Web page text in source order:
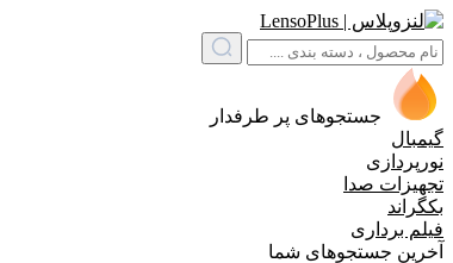
جستجوهای پر طرفدار
گیمبال
نورپردازی
تجهیزات صدا
بکگراند
فیلم برداری
آخرین جستجوهای شما